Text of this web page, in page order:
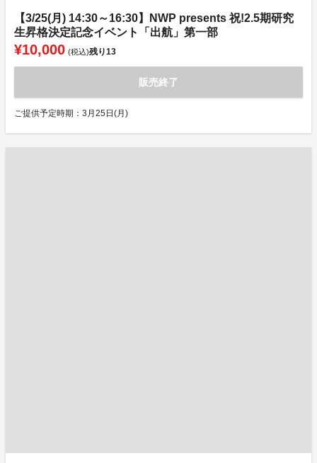
【3/25(月) 14:30～16:30】NWP presents 祝!2.5期研究
生昇格決定記念イベント「出航」第一部
¥10,000 (税込)残り13
販売終了
ご提供予定時期：3月25日(月)